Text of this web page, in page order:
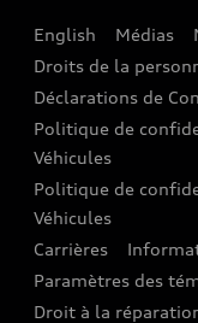
Audi connect
Assistance routière
Audi Care
Centres de
Garanties Audi et
English Médias
Droits de la
Déclarations de
Politique de
Véhicules
Politique de
Véhicules
Carrières
Paramètres des
Droit à la